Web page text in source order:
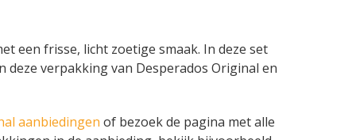
een frisse, licht zoetige smaak. In deze set
verpakking van Desperados Original en
aanbiedingen of bezoek de pagina met alle